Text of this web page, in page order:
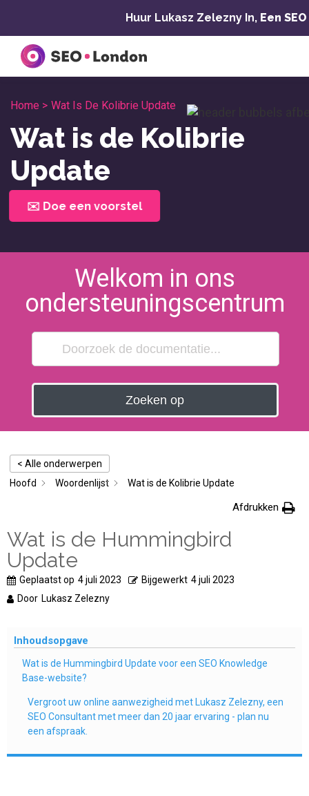
inhoud
Huur Lukasz Zelezny In, Een
Home > Wat Is De Kolibrie Update
Wat is de Kolibrie
Update
✉️ Doe een voorstel
Welkom in ons
ondersteuningscentrum
Zoeken op
< Alle onderwerpen
Hoofd
Woordenlijst Wat is de Kolibrie Update
Afdrukken
Wat is de Hummingbird
Update
Geplaatst op 4 juli 2023 Bijgewerkt 4 juli 2023
Door Lukasz Zelezny
Inhoudsopgave
Wat is de Hummingbird Update voor een SEO Knowledge
Base-website?
Vergroot uw online aanwezigheid met Lukasz Zelezny, een
SEO Consultant met meer dan 20 jaar ervaring - plan nu
een afspraak.